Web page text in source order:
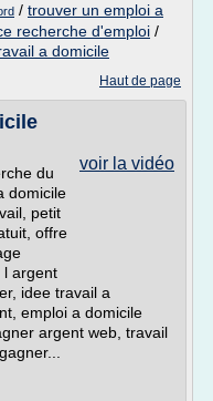
/ trouver un emploi a
recherche d'emploi /
a domicile
Haut de page
voir la vidéo
du
domicile
petit
offre
l argent
idee travail a
emploi a domicile
argent web, travail